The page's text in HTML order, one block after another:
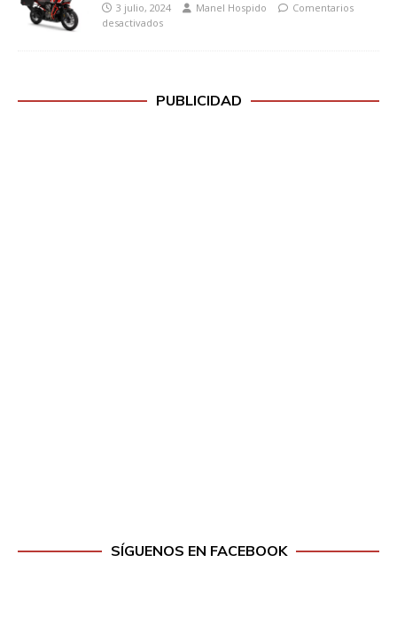
3 julio, 2024 Manel Hospido
Comentarios
desactivados
PUBLICIDAD
SÍGUENOS EN FACEBOOK